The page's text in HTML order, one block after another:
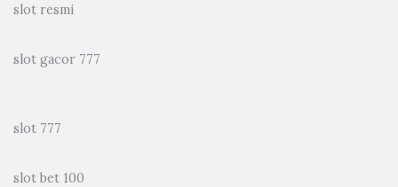
slot resmi
slot gacor 777
slot 777
slot bet 100